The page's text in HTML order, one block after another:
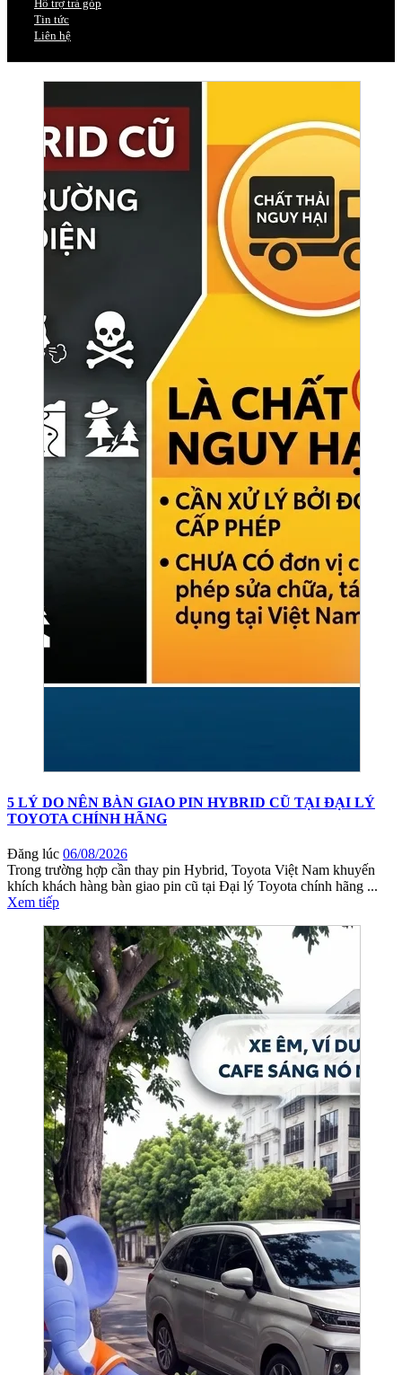
Hỗ trợ trả góp
Tin tức
Liên hệ
5 LÝ DO NÊN BÀN GIAO PIN HYBRID CŨ TẠI ĐẠI LÝ
TOYOTA CHÍNH HÃNG
Đăng lúc 06/08/2026
Trong trường hợp cần thay pin Hybrid, Toyota Việt Nam khuyến
khích khách hàng bàn giao pin cũ tại Đại lý Toyota chính hãng ...
Xem tiếp